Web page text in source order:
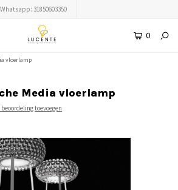
Whatsapp: 31850603350
0
vloerlamp
Media vloerlamp
beoordeling toevoegen